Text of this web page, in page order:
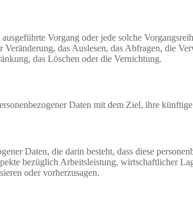
Vorgang oder jede solche
das Auslesen, das Abfragen, die
das Löschen oder die Vernichtung.
Daten mit dem Ziel, ihre
Daten, die darin besteht, dass diese
bezüglich Arbeitsleistung, wirtschaftlicher
oder vorherzusagen.